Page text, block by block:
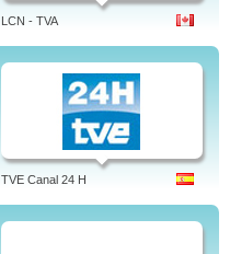
LCN - TVA
TVE Canal 24 H